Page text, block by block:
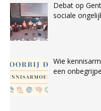
Debat op
sociale
Wie
een